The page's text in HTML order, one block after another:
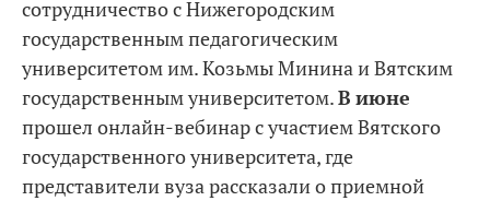
сотрудничество с Нижегородским
государственным педагогическим
университетом им. Козьмы Минина и Вятским
государственным университетом.В июне
прошел онлайн-вебинар с участием Вятского
государственного университета, где
представители вуза рассказали о приемной